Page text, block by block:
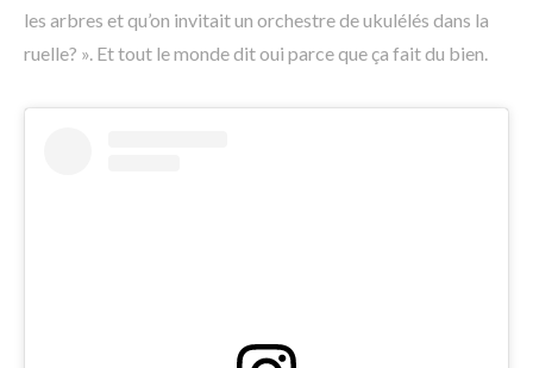
les arbres et qu’on invitait un orchestre de ukulélés dans la
ruelle? ». Et tout le monde dit oui parce que ça fait du bien.